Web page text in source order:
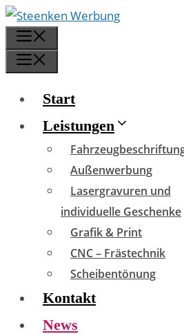
Zum
Inhalt
springen
Start
Leistungen
Außenwerbung
Lasergravuren und
individuelle Geschenke
Grafik & Print
CNC – Frästechnik
Scheibentönung
Kontakt
News